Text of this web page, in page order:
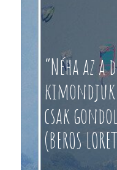
“Néha az
csak
(BEROS